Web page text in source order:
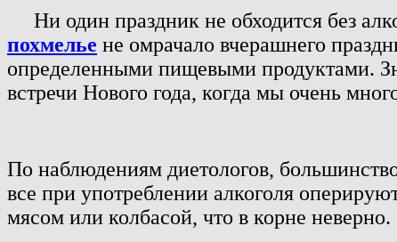
Ни один праздник не обходится без
похмелье не омрачало вчерашнего
определенными пищевыми продуктами.
встречи Нового года, когда мы очень
По наблюдениям диетологов,
все при употреблении алкоголя
мясом или колбасой, что в корне неверно.